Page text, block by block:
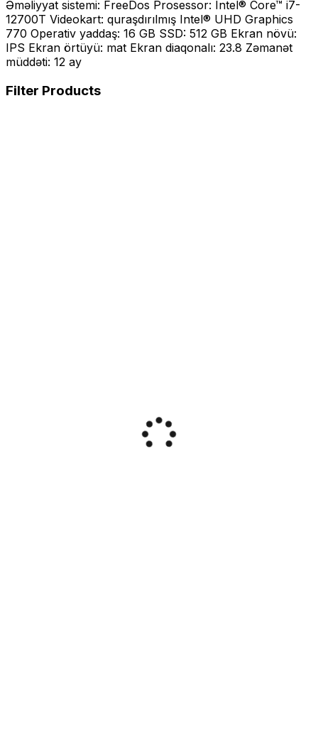
Əməliyyat sistemi: FreeDos Prosessor: Intel® Core™ i7-
12700T Videokart: quraşdırılmış Intel® UHD Graphics
770 Operativ yaddaş: 16 GB SSD: 512 GB Ekran növü:
IPS Ekran örtüyü: mat Ekran diaqonalı: 23.8 Zəmanət
müddəti: 12 ay
Filter Products